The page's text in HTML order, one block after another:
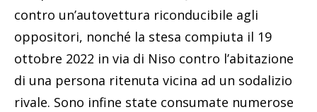
contro un’autovettura riconducibile agli
oppositori, nonché la stesa compiuta il 19
ottobre 2022 in via di Niso contro l’abitazione
di una persona ritenuta vicina ad un sodalizio
rivale. Sono infine state consumate numerose